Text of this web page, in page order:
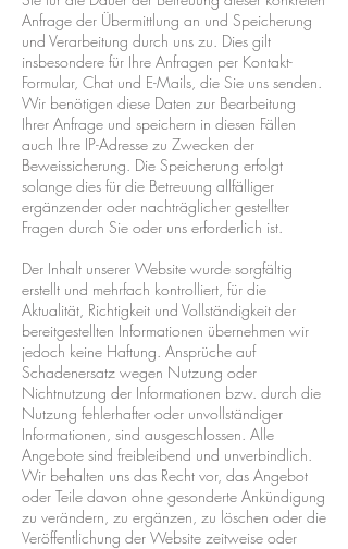
Anfrage der Übermittlung an und Speicherung
und Verarbeitung durch uns zu. Dies gilt
insbesondere für Ihre Anfragen per Kontakt-
Formular, Chat und E-Mails, die Sie uns senden.
Wir benötigen diese Daten zur Bearbeitung
Ihrer Anfrage und speichern in diesen Fällen
auch Ihre IP-Adresse zu Zwecken der
Beweissicherung. Die Speicherung erfolgt
solange dies für die Betreuung allfälliger
ergänzender oder nachträglicher gestellter
Fragen durch Sie oder uns erforderlich ist.
Der Inhalt unserer Website wurde sorgfältig
erstellt und mehrfach kontrolliert, für die
Aktualität, Richtigkeit und Vollständigkeit der
bereitgestellten Informationen übernehmen wir
jedoch keine Haftung. Ansprüche auf
Schadenersatz wegen Nutzung oder
Nichtnutzung der Informationen bzw. durch die
Nutzung fehlerhafter oder unvollständiger
Informationen, sind ausgeschlossen. Alle
Angebote sind freibleibend und unverbindlich.
Wir behalten uns das Recht vor, das Angebot
oder Teile davon ohne gesonderte Ankündigung
zu verändern, zu ergänzen, zu löschen oder die
Veröffentlichung der Website zeitweise oder